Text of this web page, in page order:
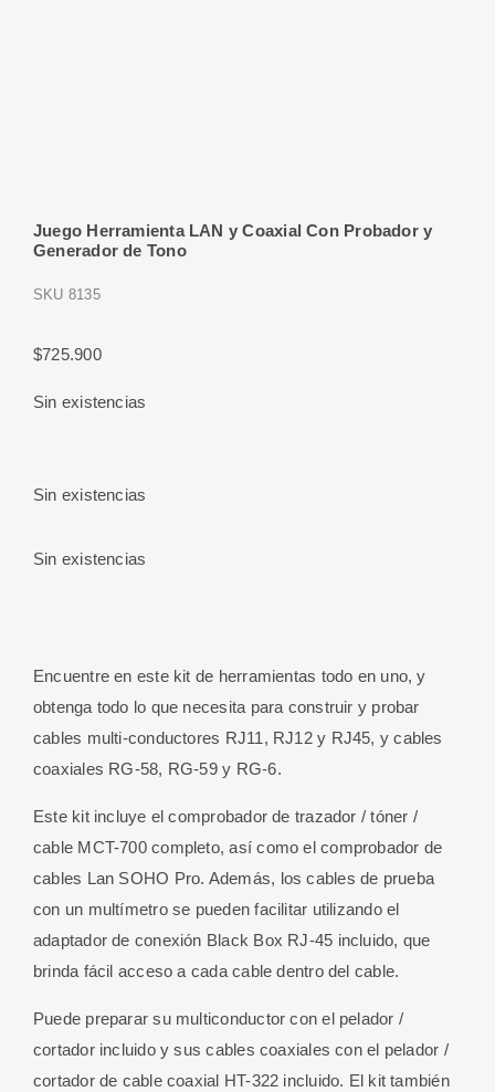
Juego Herramienta LAN y Coaxial Con Probador y
Generador de Tono
SKU 8135
$725.900
Sin existencias
Sin existencias
Sin existencias
Encuentre en este kit de herramientas todo en uno, y
obtenga todo lo que necesita para construir y probar
cables multi-conductores RJ11, RJ12 y RJ45, y cables
coaxiales RG-58, RG-59 y RG-6.
Este kit incluye el comprobador de trazador / tóner /
cable MCT-700 completo, así como el comprobador de
cables Lan SOHO Pro. Además, los cables de prueba
con un multímetro se pueden facilitar utilizando el
adaptador de conexión Black Box RJ-45 incluido, que
brinda fácil acceso a cada cable dentro del cable.
Puede preparar su multiconductor con el pelador /
cortador incluido y sus cables coaxiales con el pelador /
cortador de cable coaxial HT-322 incluido. El kit también